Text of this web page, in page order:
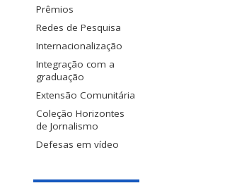
Prêmios
Redes de Pesquisa
Internacionalização
Integração com a
graduação
Extensão Comunitária
Coleção Horizontes
de Jornalismo
Defesas em vídeo